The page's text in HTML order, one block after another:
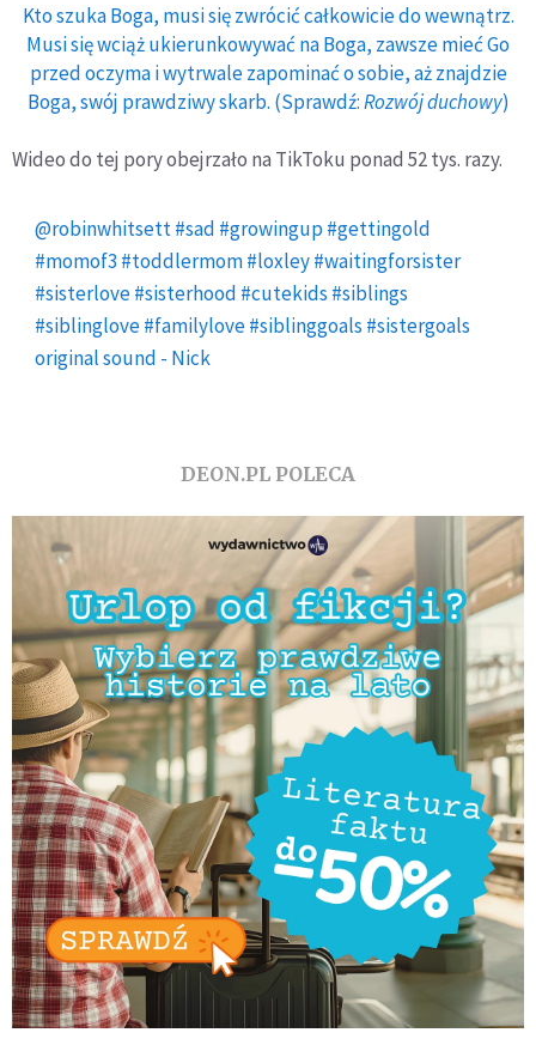
Kto szuka Boga, musi się zwrócić całkowicie do wewnątrz.
Musi się wciąż ukierunkowywać na Boga, zawsze mieć Go
przed oczyma i wytrwale zapominać o sobie, aż znajdzie
Boga, swój prawdziwy skarb. (Sprawdź:Rozwój duchowy)
Wideo do tej pory obejrzało na TikToku ponad 52 tys. razy.
@robinwhitsett#sad #growingup #gettingold
#momof3 #toddlermom#loxley#waitingforsister
#sisterlove#sisterhood #cutekids #siblings
#siblinglove#familylove#siblinggoals #sistergoals
original sound - Nick
DEON.PL POLECA